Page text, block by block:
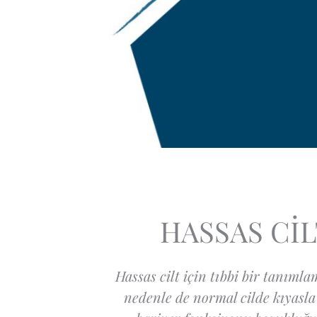
HASSAS
Hassas cilt için tıbbi bir
nedenle de normal cilde